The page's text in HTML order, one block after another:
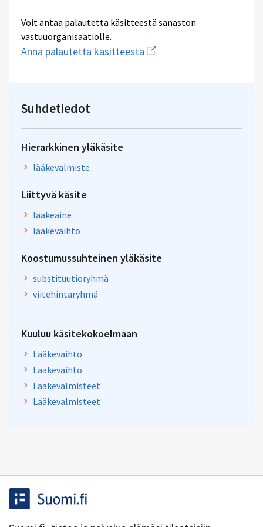
Voit antaa palautetta käsitteestä sanaston
vastuuorganisaatiolle.
Anna palautetta käsitteestä Aloita
uuden
Suhdetiedot
Hierarkkinen yläkäsite
lääkevalmiste
Liittyvä käsite
lääkeaine
lääkevaihto
Koostumussuhteinen yläkäsite
substituutioryhmä
viitehintaryhmä
Kuuluu käsitekokoelmaan
Lääkevaihto
Lääkevaihto
Lääkevalmisteet
Lääkevalmisteet